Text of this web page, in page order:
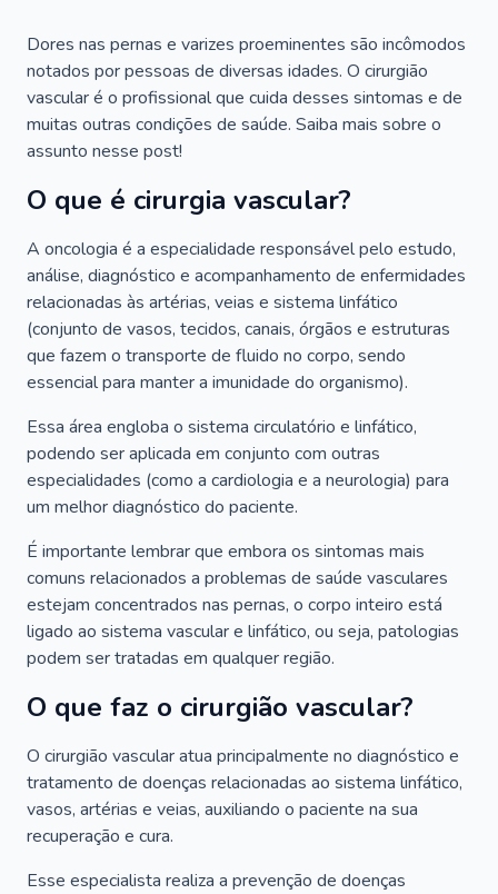
Dores nas pernas e varizes proeminentes são incômodos
notados por pessoas de diversas idades. O cirurgião
vascular é o profissional que cuida desses sintomas e de
muitas outras condições de saúde. Saiba mais sobre o
assunto nesse post!
O que é cirurgia vascular?
A oncologia é a especialidade responsável pelo estudo,
análise, diagnóstico e acompanhamento de enfermidades
relacionadas às artérias, veias e sistema linfático
(conjunto de vasos, tecidos, canais, órgãos e estruturas
que fazem o transporte de fluido no corpo, sendo
essencial para manter a imunidade do organismo).
Essa área engloba o sistema circulatório e linfático,
podendo ser aplicada em conjunto com outras
especialidades (como a cardiologia e a neurologia) para
um melhor diagnóstico do paciente.
É importante lembrar que embora os sintomas mais
comuns relacionados a problemas de saúde vasculares
estejam concentrados nas pernas, o corpo inteiro está
ligado ao sistema vascular e linfático, ou seja, patologias
podem ser tratadas em qualquer região.
O que faz o cirurgião vascular?
O cirurgião vascular atua principalmente no diagnóstico e
tratamento de doenças relacionadas ao sistema linfático,
vasos, artérias e veias, auxiliando o paciente na sua
recuperação e cura.
Esse especialista realiza a prevenção de doenças